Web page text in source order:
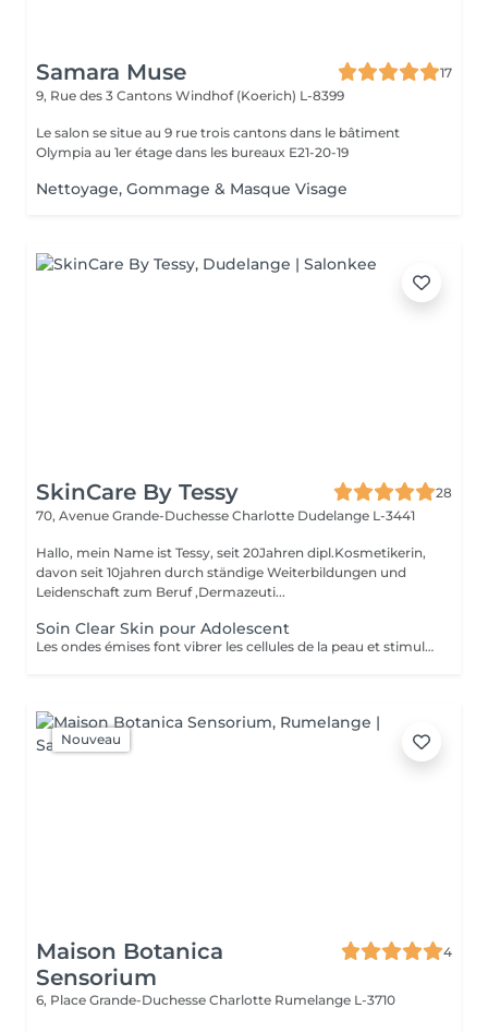
Samara Muse
17
9, Rue des 3 Cantons Windhof (Koerich) L-8399
Le salon se situe au 9 rue trois cantons dans le bâtiment
Olympia au 1er étage dans les bureaux E21-20-19
Nettoyage, Gommage & Masque Visage
SkinCare By Tessy
28
70, Avenue Grande-Duchesse Charlotte Dudelange L-3441
Hallo, mein Name ist Tessy, seit 20Jahren dipl.Kosmetikerin,
davon seit 10jahren durch ständige Weiterbildungen und
Leidenschaft zum Beruf ,Dermazeuti...
Soin Clear Skin pour Adolescent
Les ondes émises font vibrer les cellules de la peau et stimulent ainsi les processus de rajeunissement, de régénération et de réparation de la peau. - Traitement adapté à chaque besoin de la peau - Ultrasons continus et pulsés - Traitement combiné par lumière LED - Micro-massage de la peau - Décongestionnant - Amélioration de l'absorption des principes actifs - Amélioration ciblée de l'aspect de la peau. - Réduction des rides et ridules - Renforcement des tissus - Réduction des signes du vieillissement chronologique de la peau
Nouveau
Maison Botanica
Sensorium
4
6, Place Grande-Duchesse Charlotte Rumelange L-3710